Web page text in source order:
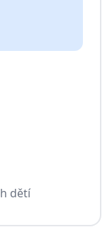
dětí